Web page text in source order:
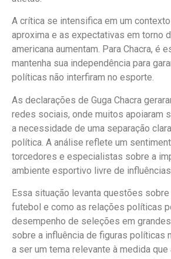
A crítica se intensifica em um
aproxima e as expectativas em torno
americana aumentam. Para Chacra, é
mantenha sua independência para
políticas não interfiram no esporte.
As declarações de Guga Chacra
redes sociais, onde muitos apoiaram
a necessidade de uma separação
política. A análise reflete um
torcedores e especialistas sobre a
ambiente esportivo livre de influências
Essa situação levanta questões sobre
futebol e como as relações políticas
desempenho de seleções em
sobre a influência de figuras políticas
a ser um tema relevante à medida que